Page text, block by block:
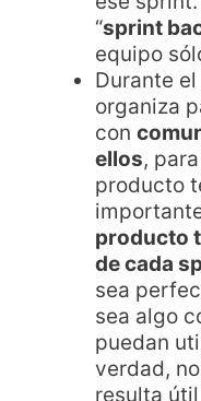
“sprint
equipo
Durante
organiza
con
ellos,
producto
producto
de cada
sea
sea algo
puedan
verdad,
resulta